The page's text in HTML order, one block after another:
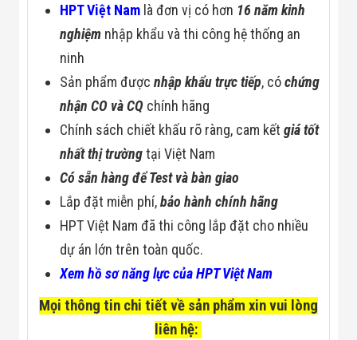
HPT Việt Nam là đơn vị có hơn 16 năm kinh
nghiệm nhập khẩu và thi công hệ thống an
ninh
Sản phẩm đượcnhập khẩu trực tiếp, cóchứng
nhận CO và CQ chính hãng
Chính sách chiết khấu rõ ràng, cam kếtgiá tốt
nhất thị trườngtại Việt Nam
Có sẵn hàng để Test và bàn giao
Lắp đặt miễn phí,bảo hành chính hãng
HPT Việt Nam đã thi công lắp đặt cho nhiều
dự án lớn trên toàn quốc.
Xem hồ sơ năng lực của HPT Việt Nam
Mọi thông tin chi tiết về sản phẩm xin vui lòng
liên hệ: